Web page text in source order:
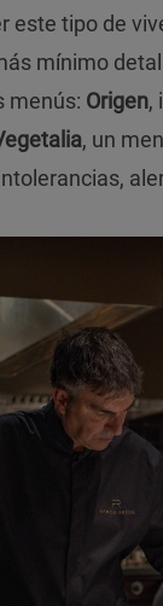
este tipo de
mínimo
menús: Origen,
, un